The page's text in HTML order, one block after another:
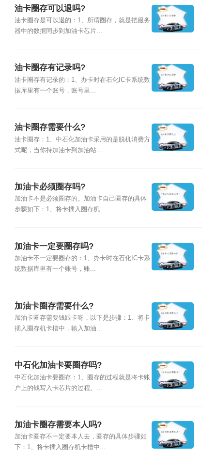
油卡圈存可以退吗?
油卡圈存是可以退的：1、所谓圈存，就是把服务
器中的数据同步到加油卡芯片...
油卡圈存有记录吗?
油卡圈存有记录的：1、办卡时在石化IC卡系统数
据库里有一个账号，账号里...
油卡圈存需要什么?
油卡圈存：1、中石化加油卡采用的是脱机消费方
式呢，当你持加油卡到加油站...
加油卡必须圈存吗?
加油卡不是必须圈存的。加油卡自己圈存的具体
步骤如下：1、将卡插入圈存机...
加油卡一定要圈存吗?
加油卡不一定要圈存的：1、办卡时在石化IC卡系
统数据库里有一个账号，账...
加油卡圈存需要什么?
加油卡圈存需要钱跟卡呀，以下是步骤：1、将卡
插入圈存机卡槽中，输入加油...
中石化加油卡要圈存吗?
中石化加油卡要圈存：1、圈存的过程就是将卡账
户上的钱写入卡芯片的过程。...
加油卡圈存需要本人吗?
加油卡圈存不一定要本人去，圈存的具体步骤如
下：1、将卡插入圈存机卡槽中...